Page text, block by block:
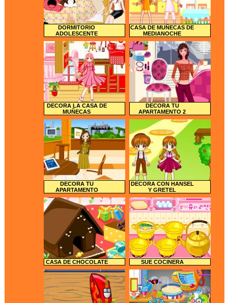
DORMITORIO
ADOLESCENTE
CASA DE MUÑECAS DE
MEDIANOCHE
DECORA LA CASA DE
MUÑECAS
DECORA TU
APARTAMENTO 2
DECORA TU
APARTAMENTO
DECORA CON HANSEL
Y GRETEL
CASA DE CHOCOLATE SUE COCINERA